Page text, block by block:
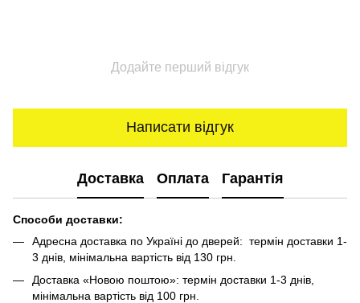
Додайте перший відгук
Написати відгук
Доставка Оплата Гарантія
Способи доставки:
Адресна доставка по Україні до дверей: термін доставки 1-
3 днів, мінімальна вартість від 130 грн.
Доставка «Новою поштою»: термін доставки 1-3 днів,
мінімальна вартість від 100 грн.